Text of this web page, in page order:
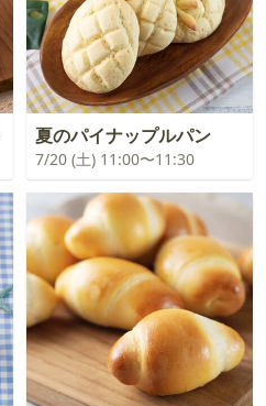
夏のパイナップルパン
7/20 (土) 11:00〜11:30